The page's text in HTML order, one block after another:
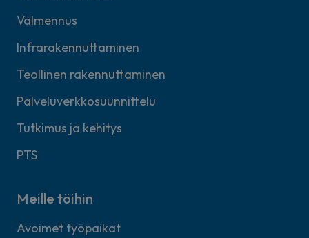
Valmennus
Infrarakennuttaminen
Teollinen rakennuttaminen
Palveluverkkosuunnittelu
Tutkimus ja kehitys
PTS
Meille töihin
Avoimet työpaikat